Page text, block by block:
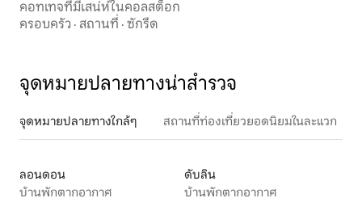
คอทเทจที่มีเสน่ห์ในคอลสต็อก
ครอบครัว · สถานที่ · ซักรีด
จุดหมายปลายทางน่าสำรวจ
จุดหมายปลายทางใกล้ๆ สถานที่ท่องเที่ยวยอดนิยมในละแวก
ลอนดอน
บ้านพักตากอากาศ
ดับลิน
บ้านพักตากอากาศ